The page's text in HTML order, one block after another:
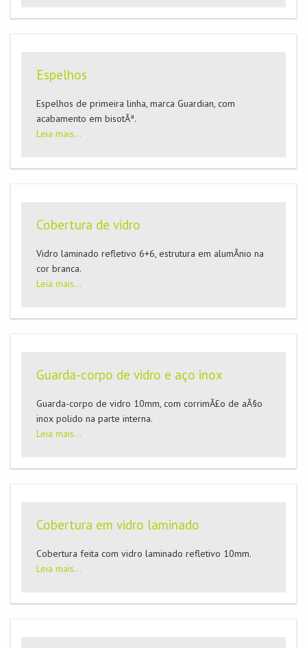
Espelhos
Espelhos de primeira linha, marca Guardian, com
acabamento em bisotÃª.
Leia mais...
Cobertura de vidro
Vidro laminado refletivo 6+6, estrutura em alumÃ­nio na
cor branca.
Leia mais...
Guarda-corpo de vidro e aço inox
Guarda-corpo de vidro 10mm, com corrimÃ£o de aÃ§o
inox polido na parte interna.
Leia mais...
Cobertura em vidro laminado
Cobertura feita com vidro laminado refletivo 10mm.
Leia mais...